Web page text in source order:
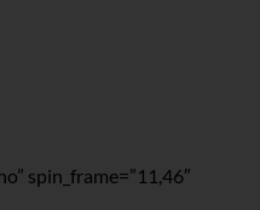
spin_frame=”11,46″